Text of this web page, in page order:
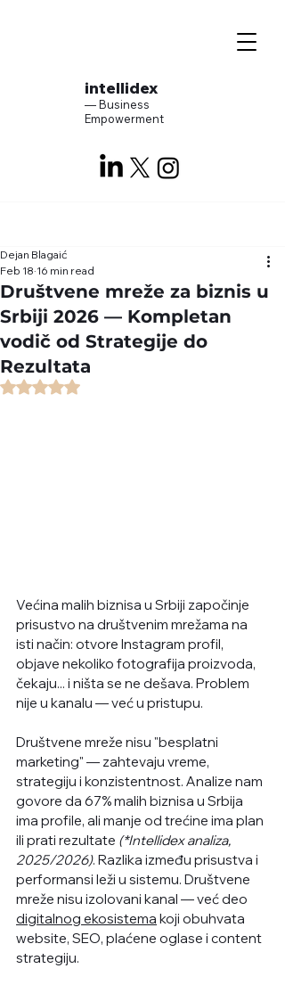
intellidex
— Business
Empowerment
Društvene mreže za biznis u
Srbiji 2026 — Kompletan
vodič od Strategije do
Rezultata
Dejan Blagaić
Feb 18 16 min read
Rated NaN out of 5 stars.
Većina malih biznisa u Srbiji započinje
prisustvo na društvenim mrežama na
isti način: otvore Instagram profil,
objave nekoliko fotografija proizvoda,
čekaju... i ništa se ne dešava. Problem
nije u kanalu — već u pristupu.
Društvene mreže nisu "besplatni
marketing" — zahtevaju vreme,
strategiju i konzistentnost. Analize nam
govore da 67% malih biznisa u Srbija
ima profile, ali manje od trećine ima plan
ili prati rezultate (*Intellidex analiza,
2025/2026). Razlika između prisustva i
performansi leži u sistemu. Društvene
mreže nisu izolovani kanal — već deo
digitalnog ekosistema koji obuhvata
website, SEO, plaćene oglase i content
strategiju.